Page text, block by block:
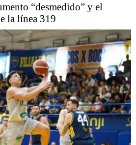
“desmedido” y el
la línea 319